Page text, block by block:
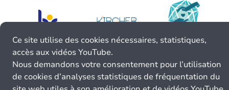
Ce site utilise des cookies nécessaires, statistiques,
accès aux vidéos YouTube.
Nous demandons votre consentement pour l’utilisation
de cookies d’analyses statistiques de fréquentation du